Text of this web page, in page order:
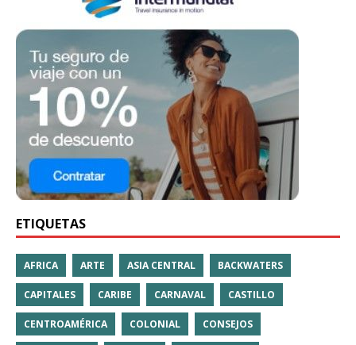
ETIQUETAS
AFRICA ARTE ASIA CENTRAL BACKWATERS
CAPITALES CARIBE CARNAVAL CASTILLO
CENTROAMÉRICA COLONIAL CONSEJOS